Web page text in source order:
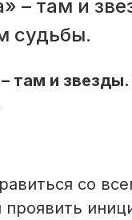
– там и
судьбы.
там и
со